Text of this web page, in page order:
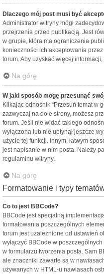
Dlaczego mój post musi być
Administrator witryny mógł
przejrzenia przed publikacją. Jest
w grupie, która ma ograniczenia
konieczności ich akceptowania
forum. Aby uzyskać więcej
Na górę
W jaki sposób mogę przesunąć
Klikając odnośnik “Przesuń temat w
zazwyczaj na dole strony, możesz
forum. Jeśli nie widać takiego
wyłączona lub nie upłynął jeszcze
użycie tej funkcji. Innym, łatwym
jest napisanie w nim posta. Należy
regulaminu witryny.
Na górę
Formatowanie i typy
Co to jest BBCode?
BBCode jest specjalną
formatowania poszczególnych
forum jest uzależnione od ustawień
wyłączyć BBCode w
w formularzu tworzenia posta. Sam
ale znaczniki zawarte są w
używanych w HTML-u nawiasach